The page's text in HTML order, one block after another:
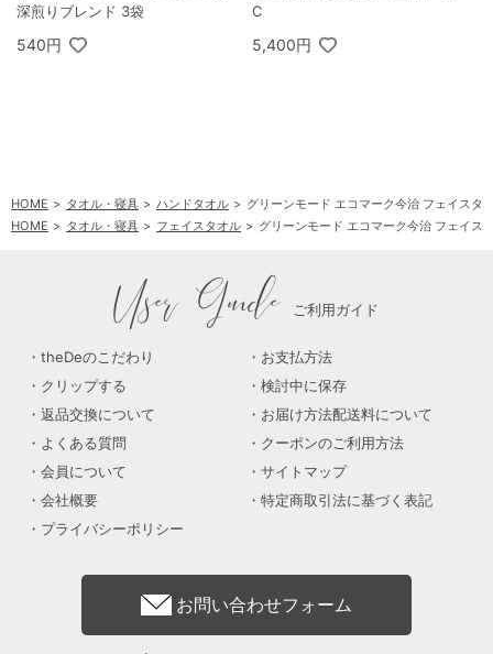
深煎りブレンド 3袋
540円
C
5,400円
HOME タオル・寝具 ハンドタオル
グリーンモード エコマーク今治 フェイスタ
HOME
タオル・寝具 フェイスタオル グリーンモード エコマーク今治 フェイス
User Guide ご利用ガイド
theDeのこだわり
お支払方法
クリップする
検討中に保存
返品交換について
お届け方法配送料について
よくある質問
クーポンのご利用方法
会員について
サイトマップ
会社概要
特定商取引法に基づく表記
プライバシーポリシー
お問い合わせフォーム